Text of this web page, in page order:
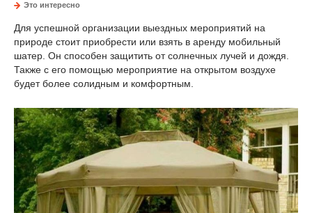
Это интересно
Для успешной организации выездных мероприятий на
природе стоит приобрести или взять в аренду мобильный
шатер. Он способен защитить от солнечных лучей и дождя.
Также с его помощью мероприятие на открытом воздухе
будет более солидным и комфортным.